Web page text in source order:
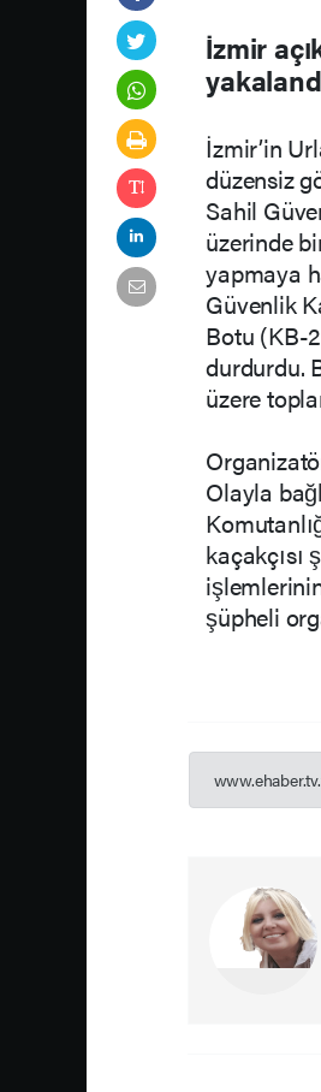
İzmir
İzmir’in
düzensiz
Sahil
üzerinde
yapmaya
Güvenlik
Botu (KB-
durdurdu.
üzere
Olayla
kaçakçısı
şüpheli